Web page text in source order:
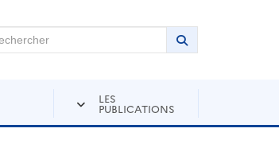
sur Andra Inventaire Rechercher
Lancer la
LES
PUBLICATIONS